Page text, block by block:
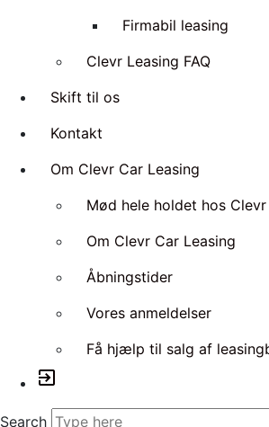
Firmabil leasing
Clevr Leasing FAQ
Skift til os
Kontakt
Om Clevr Car Leasing
Mød hele holdet hos
Om Clevr Car Leasing
Åbningstider
Vores anmeldelser
Få hjælp til salg af
exit_to_app
Search